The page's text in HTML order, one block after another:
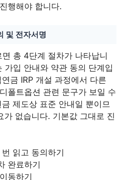
행해야 합니다.
및 전자서명
면 총 4단계 절차가 나타납니
가입 안내와 약관 동의 단계입
금 IRP 개설 과정에서 다른
폴트옵션 관련 문구가 보일 수
제도상 표준 안내일 뿐이므
가 없습니다. 기본값 그대로 진
읽고 동의하기
완료하기
동하기